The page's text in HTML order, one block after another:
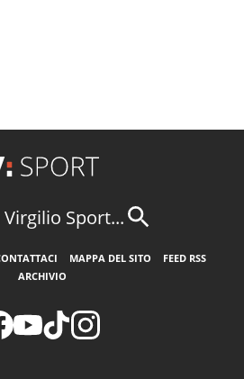
Sport...
MAPPA DEL SITO
FEED RSS
ARCHIVIO